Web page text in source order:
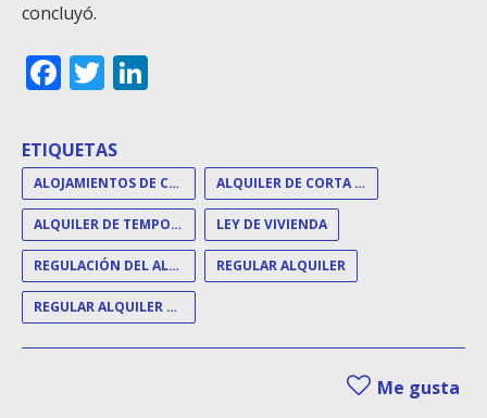
concluyó.
Facebook
Twitter
ETIQUETAS
ALOJAMIENTOS DE CORTA DURACIÓN ALQUILER DE CORTA DURACIÓN
ALQUILER DE TEMPORADA LEY DE VIVIENDA
REGULACIÓN DEL ALQUILER REGULAR ALQUILER
REGULAR ALQUILER DE TEMPORADA
Me gusta